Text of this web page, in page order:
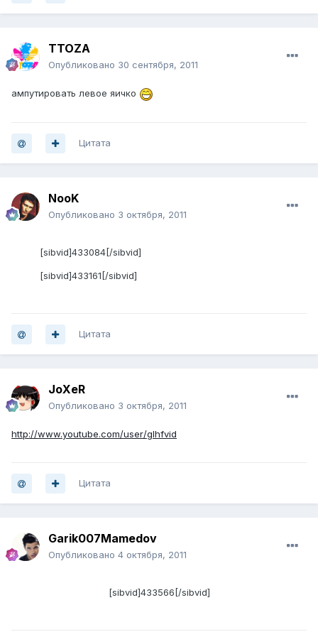
TTOZA
Опубликовано 30 сентября, 2011
ампутировать левое яичко
Цитата
NooK
Опубликовано 3 октября, 2011
[sibvid]433084[/sibvid]
[sibvid]433161[/sibvid]
Цитата
JoXeR
Опубликовано 3 октября, 2011
http://www.youtube.com/user/glhfvid
Цитата
Garik007Mamedov
Опубликовано 4 октября, 2011
[sibvid]433566[/sibvid]